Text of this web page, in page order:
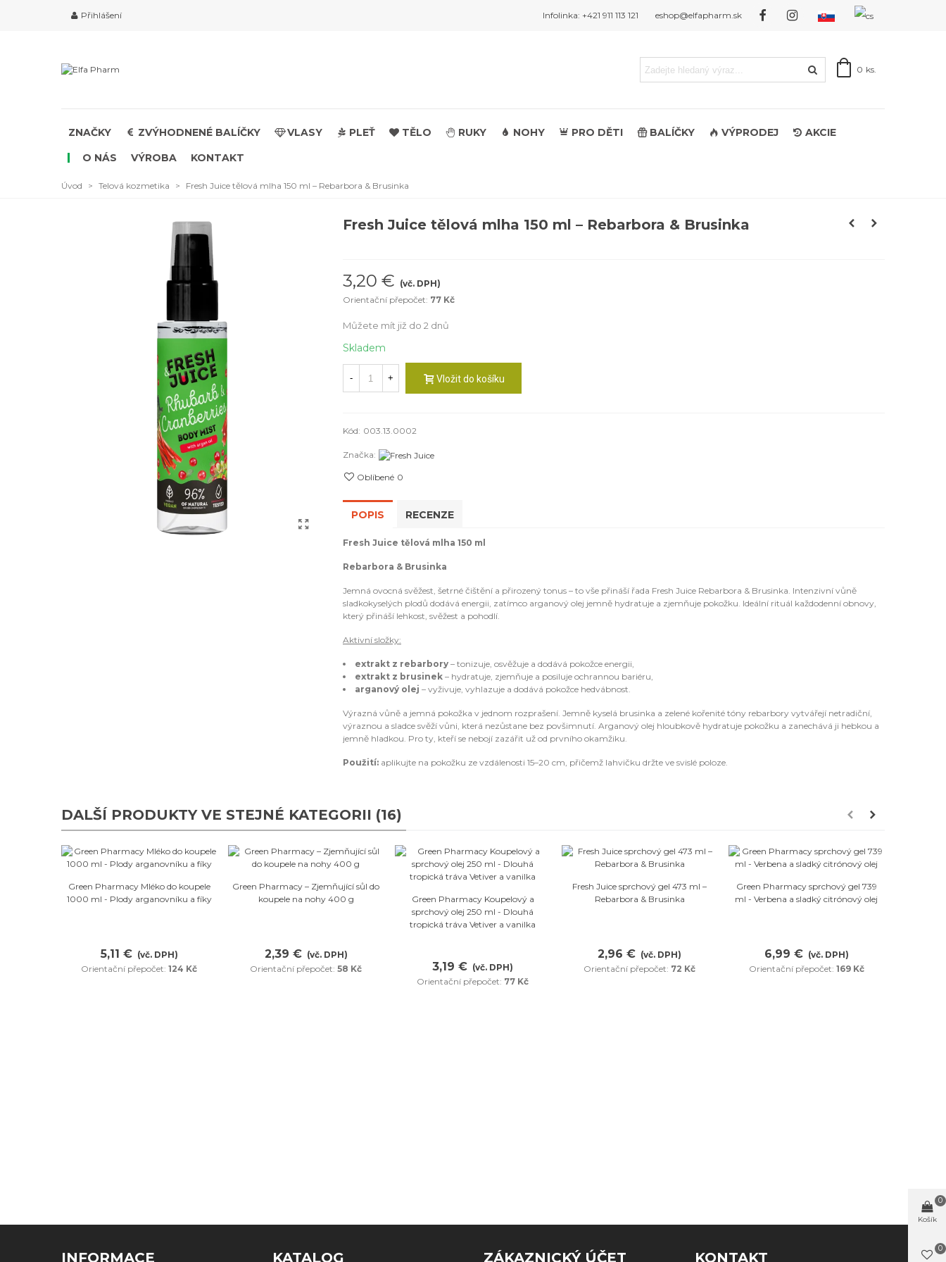
Přihlášení Infolinka: +421 911 113 121 eshop@elfapharm.sk
0 ks.
ZNAČKY ZVÝHODNENÉ BALÍČKY VLASY PLEŤ TĚLO RUKY NOHY PRO DĚTI BALÍČKY VÝPRODEJ
AKCIE
O NÁS
VÝROBA KONTAKT
Úvod > Telová kozmetika > Fresh Juice tělová mlha 150 ml – Rebarbora & Brusinka
Fresh Juice tělová mlha 150 ml – Rebarbora & Brusinka
3,20 € (vč. DPH)
Orientační přepočet: 77 Kč
Můžete mít již do 2 dnů
Skladem
- + Vložit do košíku
Kód: 003.13.0002
Značka:
Oblíbené 0
POPIS RECENZE
Fresh Juice tělová mlha 150 ml
Rebarbora & Brusinka
Jemná ovocná svěžest, šetrné čištění a přirozený tonus – to vše přináší řada Fresh Juice Rebarbora & Brusinka. Intenzivní vůně
sladkokyselých plodů dodává energii, zatímco arganový olej jemně hydratuje a zjemňuje pokožku. Ideální rituál každodenní obnovy,
který přináší lehkost, svěžest a pohodlí.
Aktivní složky:
extrakt z rebarbory– tonizuje, osvěžuje a dodává pokožce energii,
extrakt z brusinek– hydratuje, zjemňuje a posiluje ochrannou bariéru,
arganový olej – vyživuje, vyhlazuje a dodává pokožce hedvábnost.
Výrazná vůně a jemná pokožka v jednom rozprašení. Jemně kyselá brusinka a zelené kořenité tóny rebarbory vytvářejí netradiční,
výraznou a sladce svěží vůni, která nezůstane bez povšimnutí. Arganový olej hloubkově hydratuje pokožku a zanechává ji hebkou a
jemně hladkou. Pro ty, kteří se nebojí zazářit už od prvního okamžiku.
Použití:aplikujte na pokožku ze vzdálenosti 15–20 cm, přičemž lahvičku držte ve svislé poloze.
DALŠÍ PRODUKTY VE STEJNÉ KATEGORII (16)
Oblíbené
Green Pharmacy Mléko do koupele
1000 ml - Plody arganovníku a fíky
5,11 € (vč. DPH)
Orientační přepočet: 124 Kč
Oblíbené
Green Pharmacy – Zjemňující sůl do
koupele na nohy 400 g
2,39 € (vč. DPH)
Orientační přepočet: 58 Kč
Oblíbené
Green Pharmacy Koupelový a
sprchový olej 250 ml - Dlouhá
tropická tráva Vetiver a vanilka
3,19 € (vč. DPH)
Orientační přepočet: 77 Kč
Oblíbené
Fresh Juice sprchový gel 473 ml –
Rebarbora & Brusinka
2,96 € (vč. DPH)
Orientační přepočet: 72 Kč
Oblíbené
Green Pharmacy sprchový gel 739
ml - Verbena a sladký citrónový olej
6,99 € (vč. DPH)
Orientační přepočet: 169 Kč
INFORMACE KATALOG ZÁKAZNICKÝ ÚČET KONTAKT
Košík
0
0